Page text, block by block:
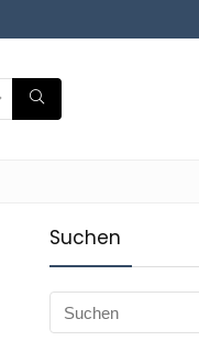
Suchen